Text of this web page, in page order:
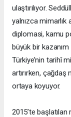
ulaştırılıyor.
yalnızca mimarlık
diplomasi, kamu
büyük bir
Türkiye’nin tarihî
artırırken,
ortaya koyuyor.
2015’te